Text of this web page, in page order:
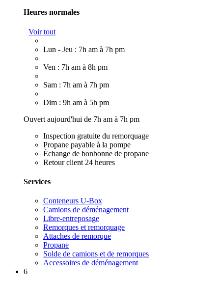
Heures normales
Voir tout
Lun - Jeu : 7h am à 7h pm
Ven : 7h am à 8h pm
Sam : 7h am à 7h pm
Dim : 9h am à 5h pm
Ouvert aujourd'hui de 7h am à 7h pm
Inspection gratuite du remorquage
Propane payable à la pompe
Échange de bonbonne de propane
Retour client 24 heures
Services
Conteneurs U-Box
Camions de déménagement
Libre-entreposage
Remorques et remorquage
Attaches de remorque
Propane
Solde de camions et de remorques
Accessoires de déménagement
6